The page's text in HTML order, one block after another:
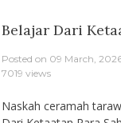
Belajar Dari
Posted on 09 March,
7019 views
Naskah ceramah